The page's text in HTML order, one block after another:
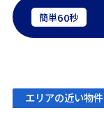
簡単60秒
エリアの近い物件